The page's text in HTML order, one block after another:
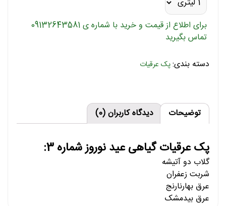
برای اطلاع از قیمت و خرید با شماره ی 09132643581
تماس بگیرید
دسته بندی:پک عرقیات
توضیحات دیدگاه کاربران (0)
پک عرقیات گیاهی عید نوروز شماره 3:
گلاب دو آتیشه
شربت زعفران
عرق بهارنارنج
عرق بیدمشک